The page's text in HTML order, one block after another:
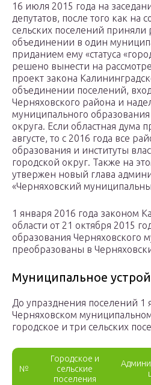
16 июля 2015 года на
депутатов, после того как на
сельских поселений
объединении в один
приданием ему «статуса
решено вынести на
проект закона
объединении поселений,
Черняховского района и
муниципального образования
округа. Если областная дума
августе, то с 2016 года все
образования и институты
городской округ. Также на
утвержен новый глава
«Черняховский
1 января 2016 года законом
области от 21 октября 2015
образования Черняховского
преобразованы в
Муниципальное
До упразднения поселений 1
Черняховском
городское и три сельских
№
Городское и
сельские
поселения